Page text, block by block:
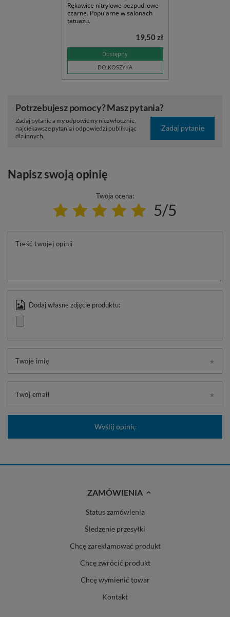
Rękawice nitrylowe bezpudrowe
czarne. Popularne w salonach
tatuażu.
Dostępny
DO KOSZYKA
19,50 zł
Potrzebujesz pomocy? Masz pytania?
Zadaj pytanie a my odpowiemy niezwłocznie,
najciekawsze pytania i odpowiedzi publikując
dla innych.
Zadaj pytanie
Napisz swoją opinię
Twoja ocena:
5/5
Treść twojej opinii
Dodaj własne zdjęcie produktu:
Twoje imię
Twój email
Wyślij opinię
ZAMÓWIENIA
Status zamówienia
Śledzenie przesyłki
Chcę zareklamować produkt
Chcę zwrócić produkt
Chcę wymienić towar
Kontakt